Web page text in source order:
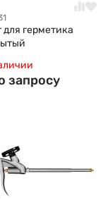
для герметика
запросу